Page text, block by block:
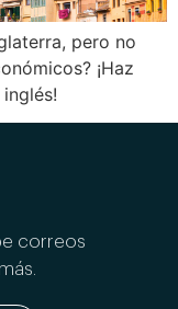
pero no
¡Haz
correos